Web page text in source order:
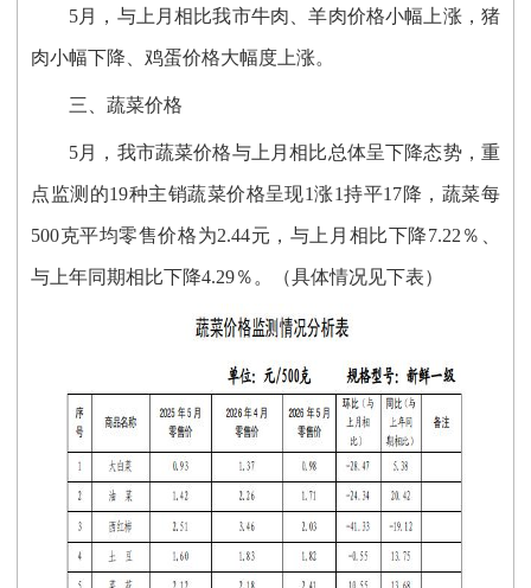
5月，与上月相比我市牛肉、羊肉价格小幅上涨，猪
肉小幅下降、鸡蛋价格大幅度 上涨。
三、蔬菜价格
5月，我市蔬菜价格与上月相比总体呈下降态势，重
点监测的19种主销蔬菜价格呈现1涨1持平17降，蔬菜每
500克平均零售价格为2.44元，与上月相比下降7.22％、
与上年同期相比下降4.29％。（具体情况见下表）